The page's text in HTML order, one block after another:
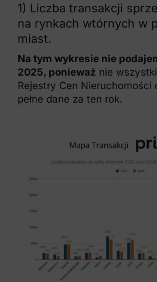
1) Liczba transakcji
na rynkach wtórnych w
miast.
Na tym wykresie nie
2025, ponieważ nie
Rejestry Cen Nieruchomości
pełne dane za ten rok.